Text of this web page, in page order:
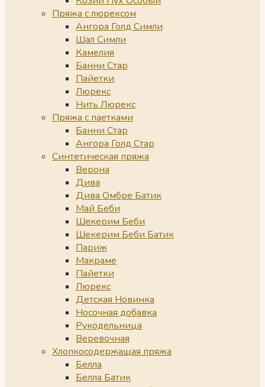
Пряжа с люрексом
Ангора Голд Симли
Шал Симли
Камелия
Банни Стар
Пайетки
Люрекс
Нить Люрекс
Пряжа с паетками
Банни Стар
Ангора Голд Стар
Синтетическая пряжа
Верона
Дива
Дива Омбре Батик
Май Беби
Шекерим Беби
Шекерим Беби Батик
Париж
Макраме
Пайетки
Люрекс
Детская Новинка
Носочная добавка
Рукодельница
Веревочная
Хлопкосодержащая пряжа
Белла
Белла Батик